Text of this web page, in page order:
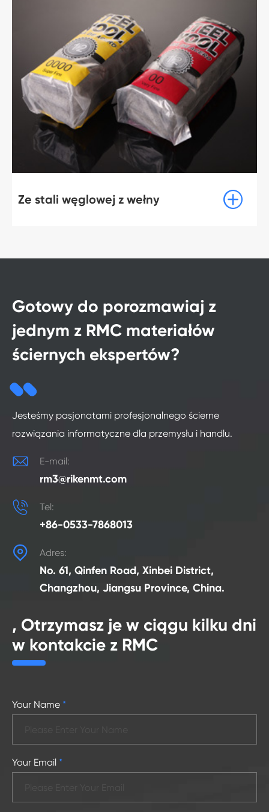
Ze stali węglowej z wełny 
Gotowy do porozmawiaj z
jednym z RMC materiałów
ściernych ekspertów?
Jesteśmy pasjonatami profesjonalnego ścierne
rozwiązania informatyczne dla przemysłu i handlu.
 E-mail:
rm3@rikenmt.com
 Tel:
+86-0533-7868013
 Adres:
No. 61, Qinfen Road, Xinbei District,
Changzhou, Jiangsu Province, China.
, Otrzymasz je w ciągu kilku dni
w kontakcie z RMC
Your Name *
Your Email *